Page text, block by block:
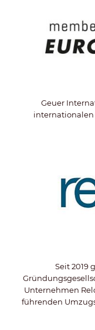
Geuer
internationalen
Seit 2019
Unternehmen
führenden